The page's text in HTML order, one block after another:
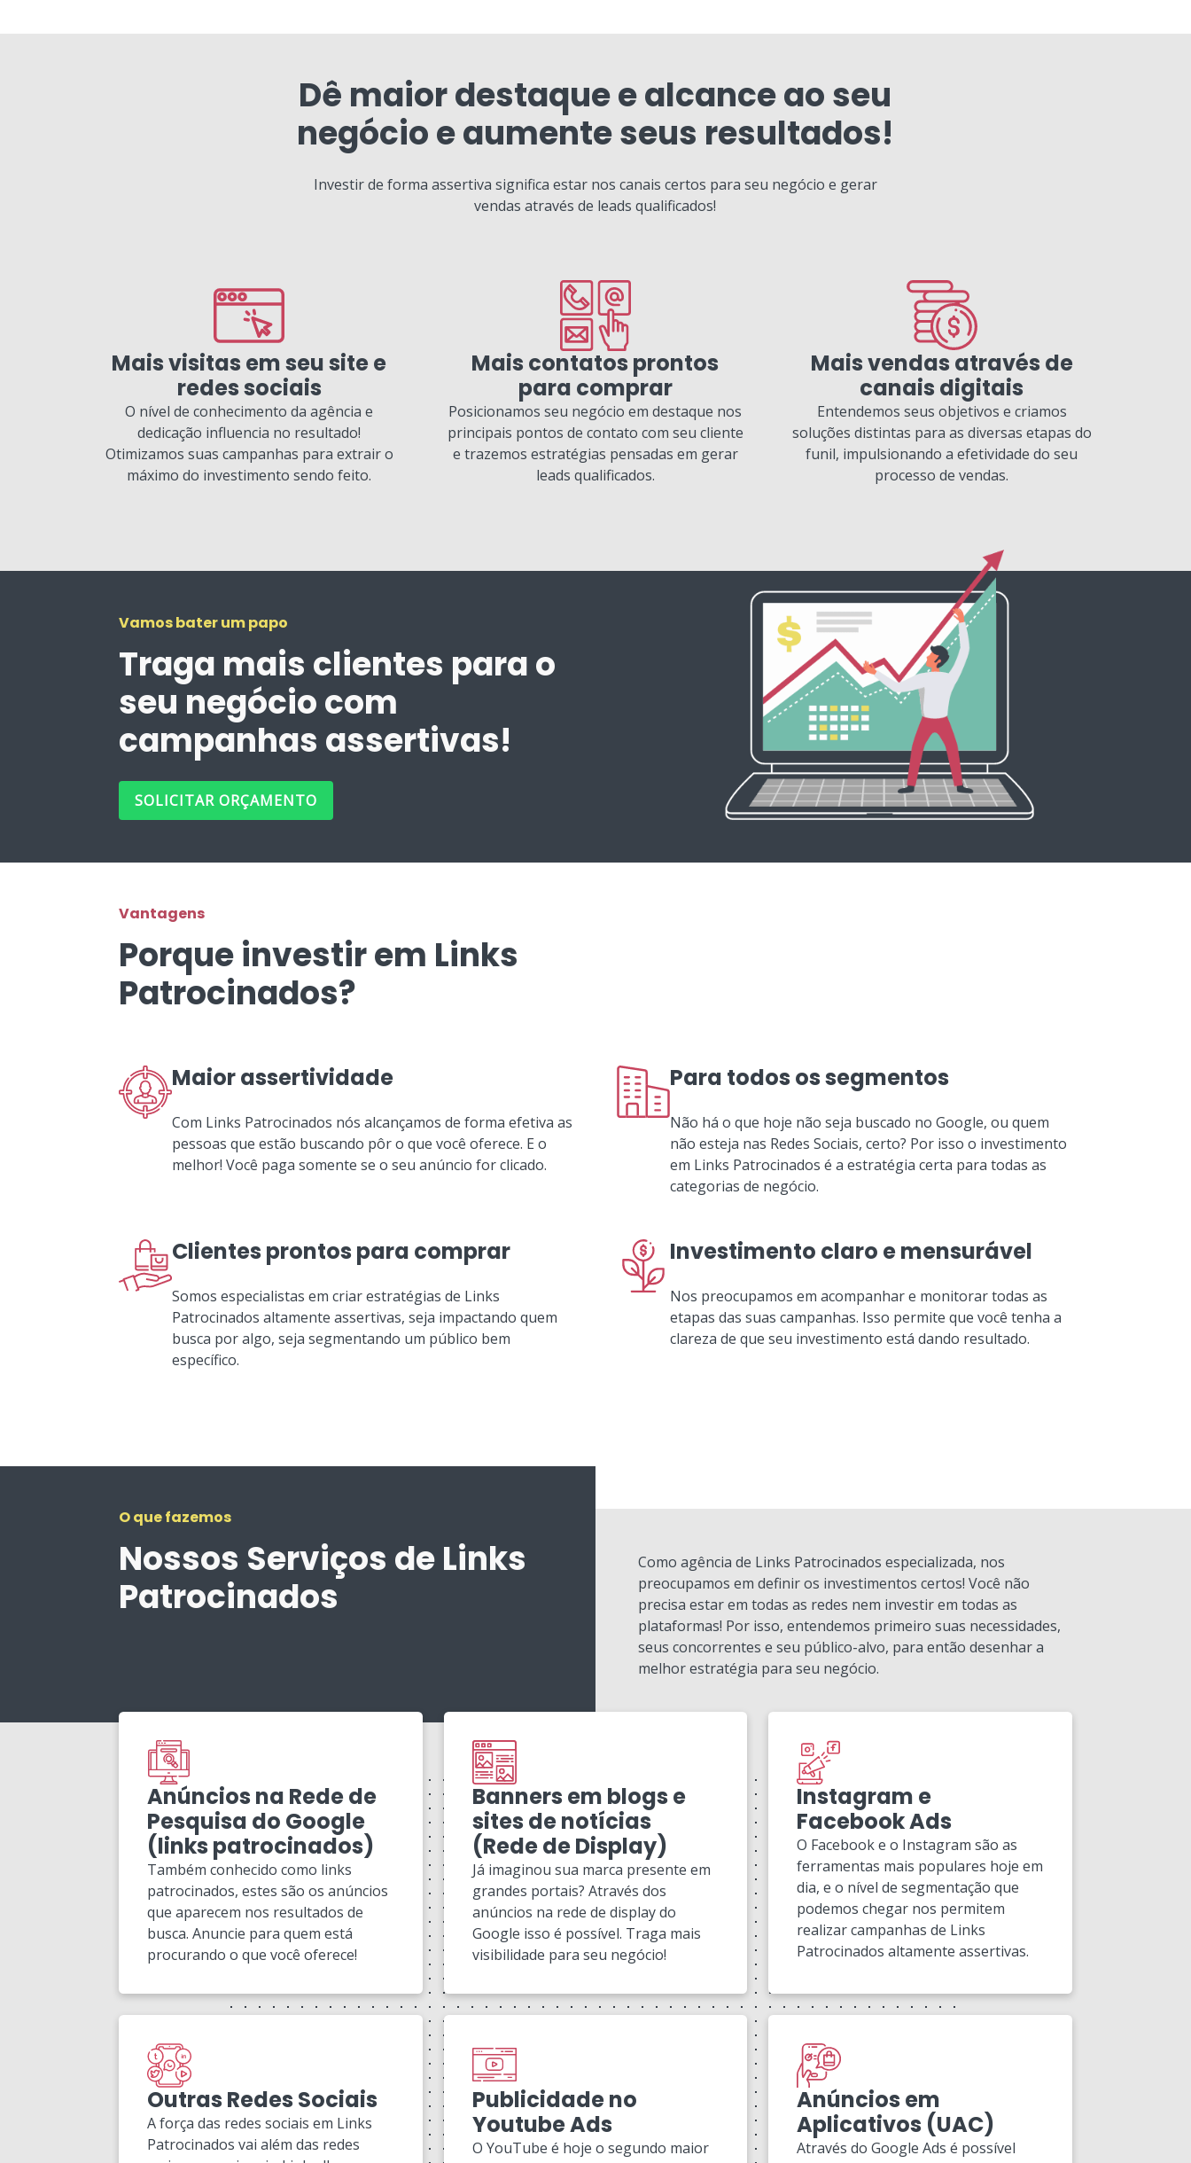
Dê maior destaque e alcance ao seu
negócio e aumente seus resultados!
Investir de forma assertiva significa estar nos canais certos para seu negócio e gerar
vendas através de leads qualificados!
Mais visitas em seu site e
redes sociais
O nível de conhecimento da agência e
dedicação influencia no resultado!
Otimizamos suas campanhas para extrair o
máximo do investimento sendo feito.
Mais contatos prontos
para comprar
Posicionamos seu negócio em destaque nos
principais pontos de contato com seu cliente
e trazemos estratégias pensadas em gerar
leads qualificados.
Mais vendas através de
canais digitais
Entendemos seus objetivos e criamos
soluções distintas para as diversas etapas do
funil, impulsionando a efetividade do seu
processo de vendas.
Vamos bater um papo
Traga mais clientes para o
seu negócio com
campanhas assertivas!
SOLICITAR ORÇAMENTO
Vantagens
Porque investir em Links
Patrocinados?
Maior assertividade
Com Links Patrocinados nós alcançamos de forma efetiva as
pessoas que estão buscando pôr o que você oferece. E o
melhor! Você paga somente se o seu anúncio for clicado.
Para todos os segmentos
Não há o que hoje não seja buscado no Google, ou quem
não esteja nas Redes Sociais, certo? Por isso o investimento
em Links Patrocinados é a estratégia certa para todas as
categorias de negócio.
Clientes prontos para comprar
Somos especialistas em criar estratégias de Links
Patrocinados altamente assertivas, seja impactando quem
busca por algo, seja segmentando um público bem
específico.
Investimento claro e mensurável
Nos preocupamos em acompanhar e monitorar todas as
etapas das suas campanhas. Isso permite que você tenha a
clareza de que seu investimento está dando resultado.
O que fazemos
Nossos Serviços de Links
Patrocinados
Como agência de Links Patrocinados especializada, nos
preocupamos em definir os investimentos certos! Você não
precisa estar em todas as redes nem investir em todas as
plataformas! Por isso, entendemos primeiro suas necessidades,
seus concorrentes e seu público-alvo, para então desenhar a
melhor estratégia para seu negócio.
Anúncios na Rede de
Pesquisa do Google
(links patrocinados)
Também conhecido como links
patrocinados, estes são os anúncios
que aparecem nos resultados de
busca. Anuncie para quem está
procurando o que você oferece!
Banners em blogs e
sites de notícias
(Rede de Display)
Já imaginou sua marca presente em
grandes portais? Através dos
anúncios na rede de display do
Google isso é possível. Traga mais
visibilidade para seu negócio!
Instagram e
Facebook Ads
O Facebook e o Instagram são as
ferramentas mais populares hoje em
dia, e o nível de segmentação que
podemos chegar nos permitem
realizar campanhas de Links
Patrocinados altamente assertivas.
Outras Redes Sociais
A força das redes sociais em Links
Patrocinados vai além das redes
Publicidade no
Youtube Ads
O YouTube é hoje o segundo maior
Anúncios em
Aplicativos (UAC)
Através do Google Ads é possível